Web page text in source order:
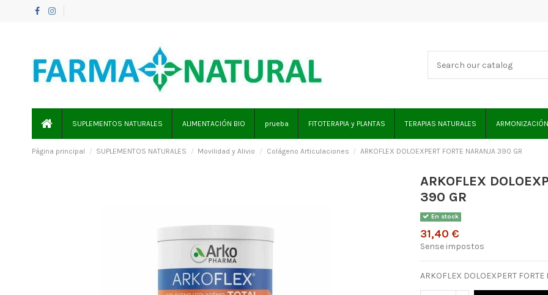
SUPLEMENTOS NATURALES ALIMENTACIÓN BIO prueba FITOTERAPIA y PLANTAS TERAPIAS NATURALES
Pàgina principal SUPLEMENTOS NATURALES Movilidad y Alivio Colágeno Articulaciones ARKOFLEX DOLOEXPERT FORTE NARANJA 390 GR
ARKOFLEX
390 GR
En stock
31,40 €
Sense impostos
ARKOFLEX DOLOEXPERT